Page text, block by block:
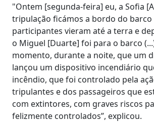
"Ontem [segunda-feira] eu, a Sofia
tripulação ficámos a bordo do barco
participantes vieram até a terra e
o Miguel [Duarte] foi para o barco
momento, durante a noite, que um
lançou um dispositivo incendiário
incêndio, que foi controlado pela
tripulantes e dos passageiros que
com extintores, com graves riscos
felizmente controlados”, explicou.